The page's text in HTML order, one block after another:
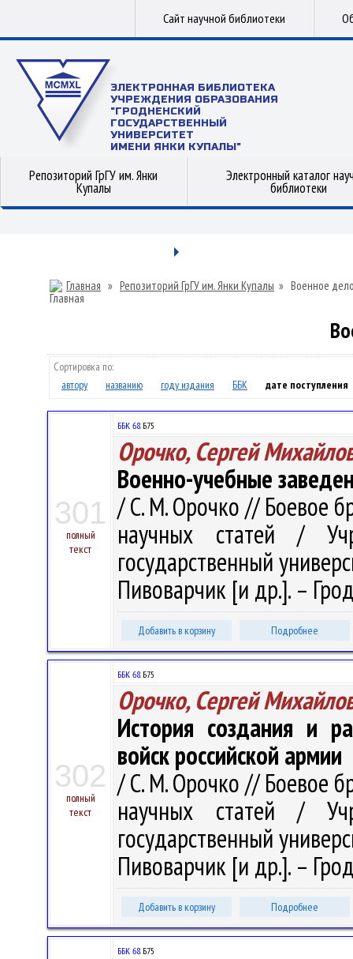
Сайт научной библиотеки
ЭЛЕКТРОННАЯ БИБЛИОТЕКА
УЧРЕЖДЕНИЯ ОБРАЗОВАНИЯ
"ГРОДНЕНСКИЙ
ГОСУДАРСТВЕННЫЙ
УНИВЕРСИТЕТ
ИМЕНИ ЯНКИ КУПАЛЫ"
Репозиторий ГрГУ им. Янки
Купалы
Электронный каталог
библиотеки
Главная » Репозиторий ГрГУ им. Янки Купалы » Военное
Сортировка по:
автору
названию году издания ББК дате поступления
301
полный
текст
ББК 68.Б75
Орочко, Сергей
Военно-учебные
/ С. М. Орочко // Боевое
научных статей /
государственный
Пивоварчик [и др.]. –
Добавить в корзину Подробнее
302
полный
текст
ББК 68.Б75
Орочко, Сергей
История создания и
войск российской армии
/ С. М. Орочко // Боевое
научных статей /
государственный
Пивоварчик [и др.]. –
Добавить в корзину Подробнее
ББК 68.Б75